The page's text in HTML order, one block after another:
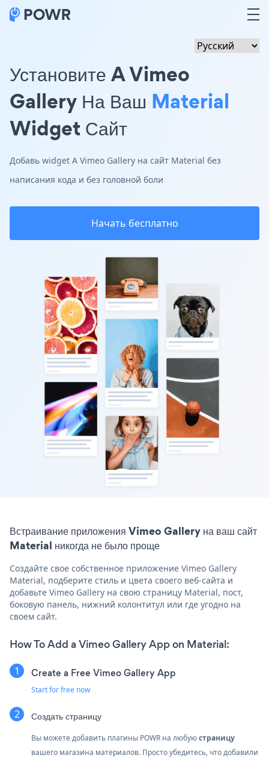
Установите A Vimeo
Gallery На Ваш Material
Widget Сайт
Добавь widget A Vimeo Gallery на сайт Material без
написания кода и без головной боли
Начать бесплатно
Встраивание приложения Vimeo Gallery на ваш сайт
Material никогда не было проще
Создайте свое собственное приложение Vimeo Gallery
Material, подберите стиль и цвета своего веб-сайта и
добавьте Vimeo Gallery на свою страницу Material, пост,
боковую панель, нижний колонтитул или где угодно на
своем сайт.
How To Add a Vimeo Gallery App on Material:
Create a Free Vimeo Gallery App
Start for free now
Создать страницу
Вы можете добавить плагины POWR на любуюстраницу
вашего магазина материалов. Просто убедитесь, что добавили